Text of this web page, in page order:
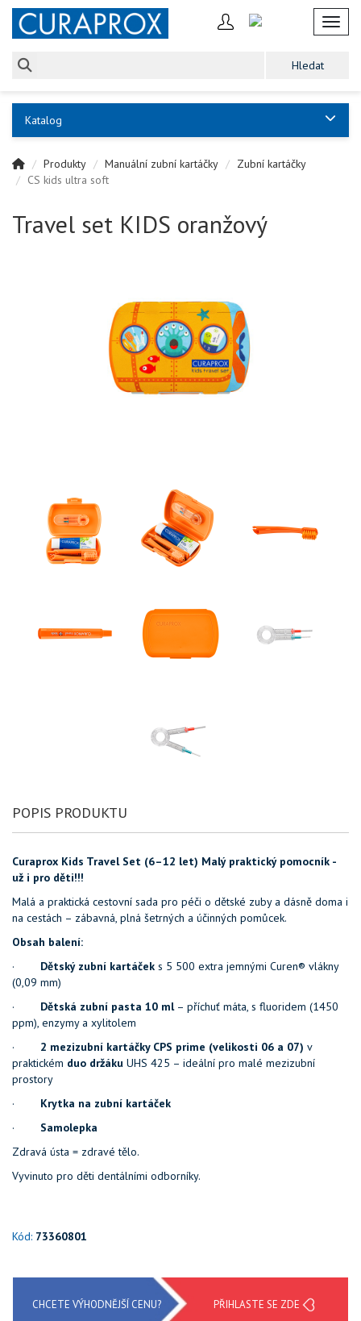
Katalog
Produkty Manuální zubní kartáčky
Zubní kartáčky
CS kids ultra soft
Travel set KIDS oranžový
POPIS PRODUKTU
Curaprox Kids Travel Set (6–12 let) Malý praktický pomocník -
už i pro děti!!!
Malá a praktická cestovní sada pro péči o dětské zuby a dásně doma i
na cestách – zábavná, plná šetrných a účinných pomůcek.
Obsah balení:
· Dětský zubní kartáček s 5 500 extra jemnými Curen® vlákny
(0,09 mm)
· Dětská zubní pasta 10 ml– příchuť máta, s fluoridem (1450
ppm), enzymy a xylitolem
· 2 mezizubní kartáčky CPS prime (velikosti 06 a 07) v
praktickém duo držáku UHS 425 – ideální pro malé mezizubní
prostory
· Krytka na zubní kartáček
· Samolepka
Zdravá ústa = zdravé tělo.
Vyvinuto pro děti dentálními odborníky.
Kód: 73360801
CHCETE VÝHODNĚJŠÍ CENU? PŘIHLASTE SE ZDE